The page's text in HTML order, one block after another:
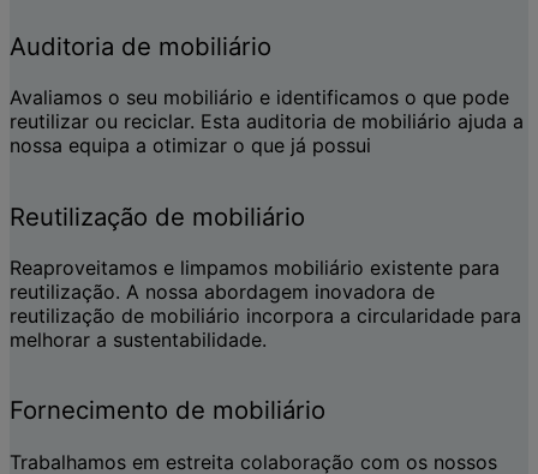
Auditoria de mobiliário
Avaliamos o seu mobiliário e identificamos o que pode
reutilizar ou reciclar. Esta auditoria de mobiliário ajuda a
nossa equipa a otimizar o que já possui
Reutilização de mobiliário
Reaproveitamos e limpamos mobiliário existente para
reutilização. A nossa abordagem inovadora de
reutilização de mobiliário incorpora a circularidade para
melhorar a sustentabilidade.
Fornecimento de mobiliário
Trabalhamos em estreita colaboração com os nossos